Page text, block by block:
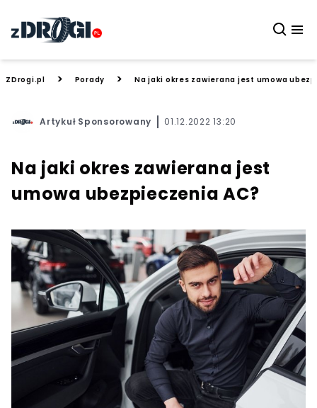
ZDrogi.pl > Porady > Na jaki okres zawierana jest umowa
Artykuł Sponsorowany 01.12.2022 13:20
Na jaki okres zawierana jest
umowa ubezpieczenia AC?